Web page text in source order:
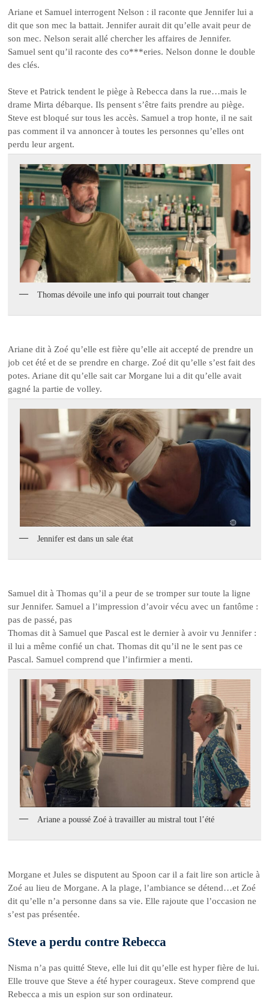
Ariane et Samuel interrogent Nelson : il raconte que Jennifer lui a
dit que son mec la battait. Jennifer aurait dit qu’elle avait peur de
son mec. Nelson serait allé chercher les affaires de Jennifer.
Samuel sent qu’il raconte des co***eries. Nelson donne le double
des clés.
Steve et Patrick tendent le piège à Rebecca dans la rue…mais le
drame Mirta débarque. Ils pensent s’être faits prendre au piège.
Steve est bloqué sur tous les accès. Samuel a trop honte, il ne sait
pas comment il va annoncer à toutes les personnes qu’elles ont
perdu leur argent.
Thomas dévoile une info qui pourrait tout changer
Ariane dit à Zoé qu’elle est fière qu’elle ait accepté de prendre un
job cet été et de se prendre en charge. Zoé dit qu’elle s’est fait des
potes. Ariane dit qu’elle sait car Morgane lui a dit qu’elle avait
gagné la partie de volley.
Jennifer est dans un sale état
Samuel dit à Thomas qu’il a peur de se tromper sur toute la ligne
sur Jennifer. Samuel a l’impression d’avoir vécu avec un fantôme :
pas de passé, pas
Thomas dit à Samuel que Pascal est le dernier à avoir vu Jennifer :
il lui a même confié un chat. Thomas dit qu’il ne le sent pas ce
Pascal. Samuel comprend que l’infirmier a menti.
Ariane a poussé Zoé à travailler au mistral tout l’été
Morgane et Jules se disputent au Spoon car il a fait lire son article à
Zoé au lieu de Morgane. A la plage, l’ambiance se détend…et Zoé
dit qu’elle n’a personne dans sa vie. Elle rajoute que l’occasion ne
s’est pas présentée.
Steve a perdu contre Rebecca
Nisma n’a pas quitté Steve, elle lui dit qu’elle est hyper fière de lui.
Elle trouve que Steve a été hyper courageux. Steve comprend que
Rebecca a mis un espion sur son ordinateur.